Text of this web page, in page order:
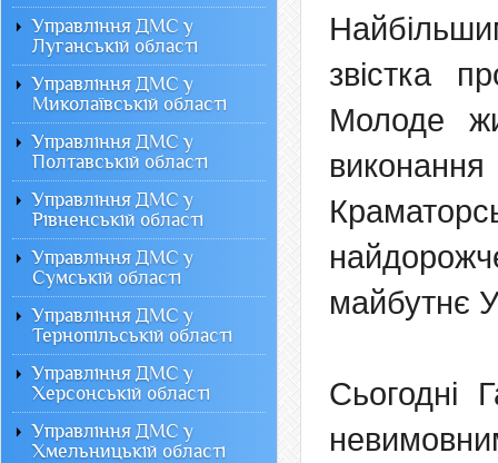
звістка
Молоде
майбутнє
Сьогодні
Управління ДМС у
Луганській області
Управління ДМС у
Миколаївській області
Управління ДМС у
Полтавській області
Управління ДМС у
Рівненській області
Управління ДМС у
Сумській області
Управління ДМС у
Тернопільській області
Управління ДМС у
Херсонській області
Управління ДМС у
Хмельницькій області